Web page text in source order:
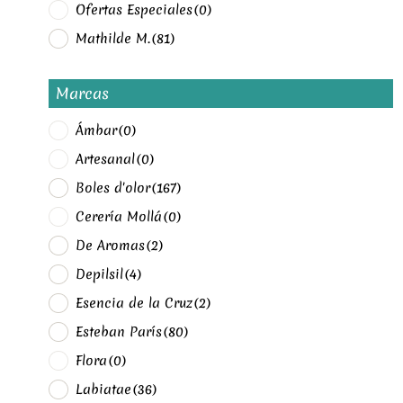
Ofertas Especiales(0)
Mathilde M.(81)
Marcas
Ámbar(0)
Artesanal(0)
Boles d'olor(167)
Cerería Mollá(0)
De Aromas(2)
Depilsil(4)
Esencia de la Cruz(2)
Esteban París(80)
Flora(0)
Labiatae(36)